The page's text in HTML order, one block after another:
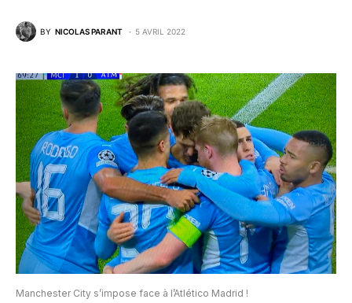
BY NICOLAS PARANT 5 AVRIL 2022
Manchester City s’impose face à l’Atlético Madrid !